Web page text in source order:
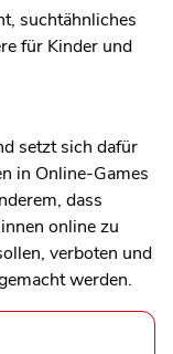
suchtähnliches
für Kinder und
setzt sich dafür
in Online-Games
dass
online zu
verboten und
werden.